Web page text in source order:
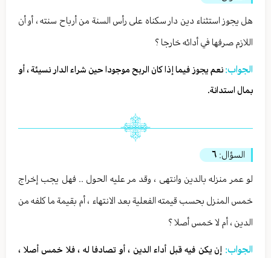
هل يجوز استثناء دين دار سكناه على رأس السنة من أرباح سنته ، أو أن
اللازم صرفها في أدائه خارجا ؟
الجواب:نعم يجوز فيما إذا كان الربح موجودا حين شراء الدار نسيئة ، أو
بمال استدانة.
السؤال: ٦
لو عمر منزله بالدين وانتهى ، وقد مر عليه الحول .. فهل يجب إخراج
خمس المنزل بحسب قيمته الفعلية بعد الانتهاء ، أم بقيمة ما كلفه من
الدين ، أم لا خمس أصلا ؟
الجواب: إن يكن فيه قبل أداء الدين ، أو تصادفا له ، فلا خمس أصلا ،